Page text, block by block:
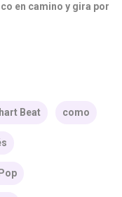
en camino y gira por
Beat como